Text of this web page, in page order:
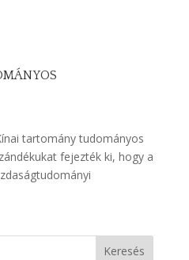
tartomány tudományos
fejezték ki, hogy a
Keresés